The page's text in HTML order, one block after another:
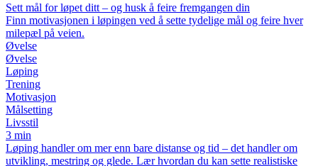
Sett mål for løpet ditt – og husk å feire fremgangen din
Finn motivasjonen i løpingen ved å sette tydelige mål og feire hver
milepæl på veien.
Øvelse
Øvelse
Løping
Trening
Motivasjon
Målsetting
Livsstil
3 min
Løping handler om mer enn bare distanse og tid – det handler om
utvikling, mestring og glede. Lær hvordan du kan sette realistiske